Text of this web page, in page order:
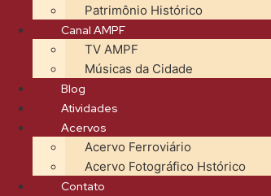
Patrimônio Histórico
Canal AMPF
TV AMPF
Músicas da Cidade
Blog
Atividades
Acervos
Acervo Ferroviário
Acervo Fotográfico Hstórico
Contato